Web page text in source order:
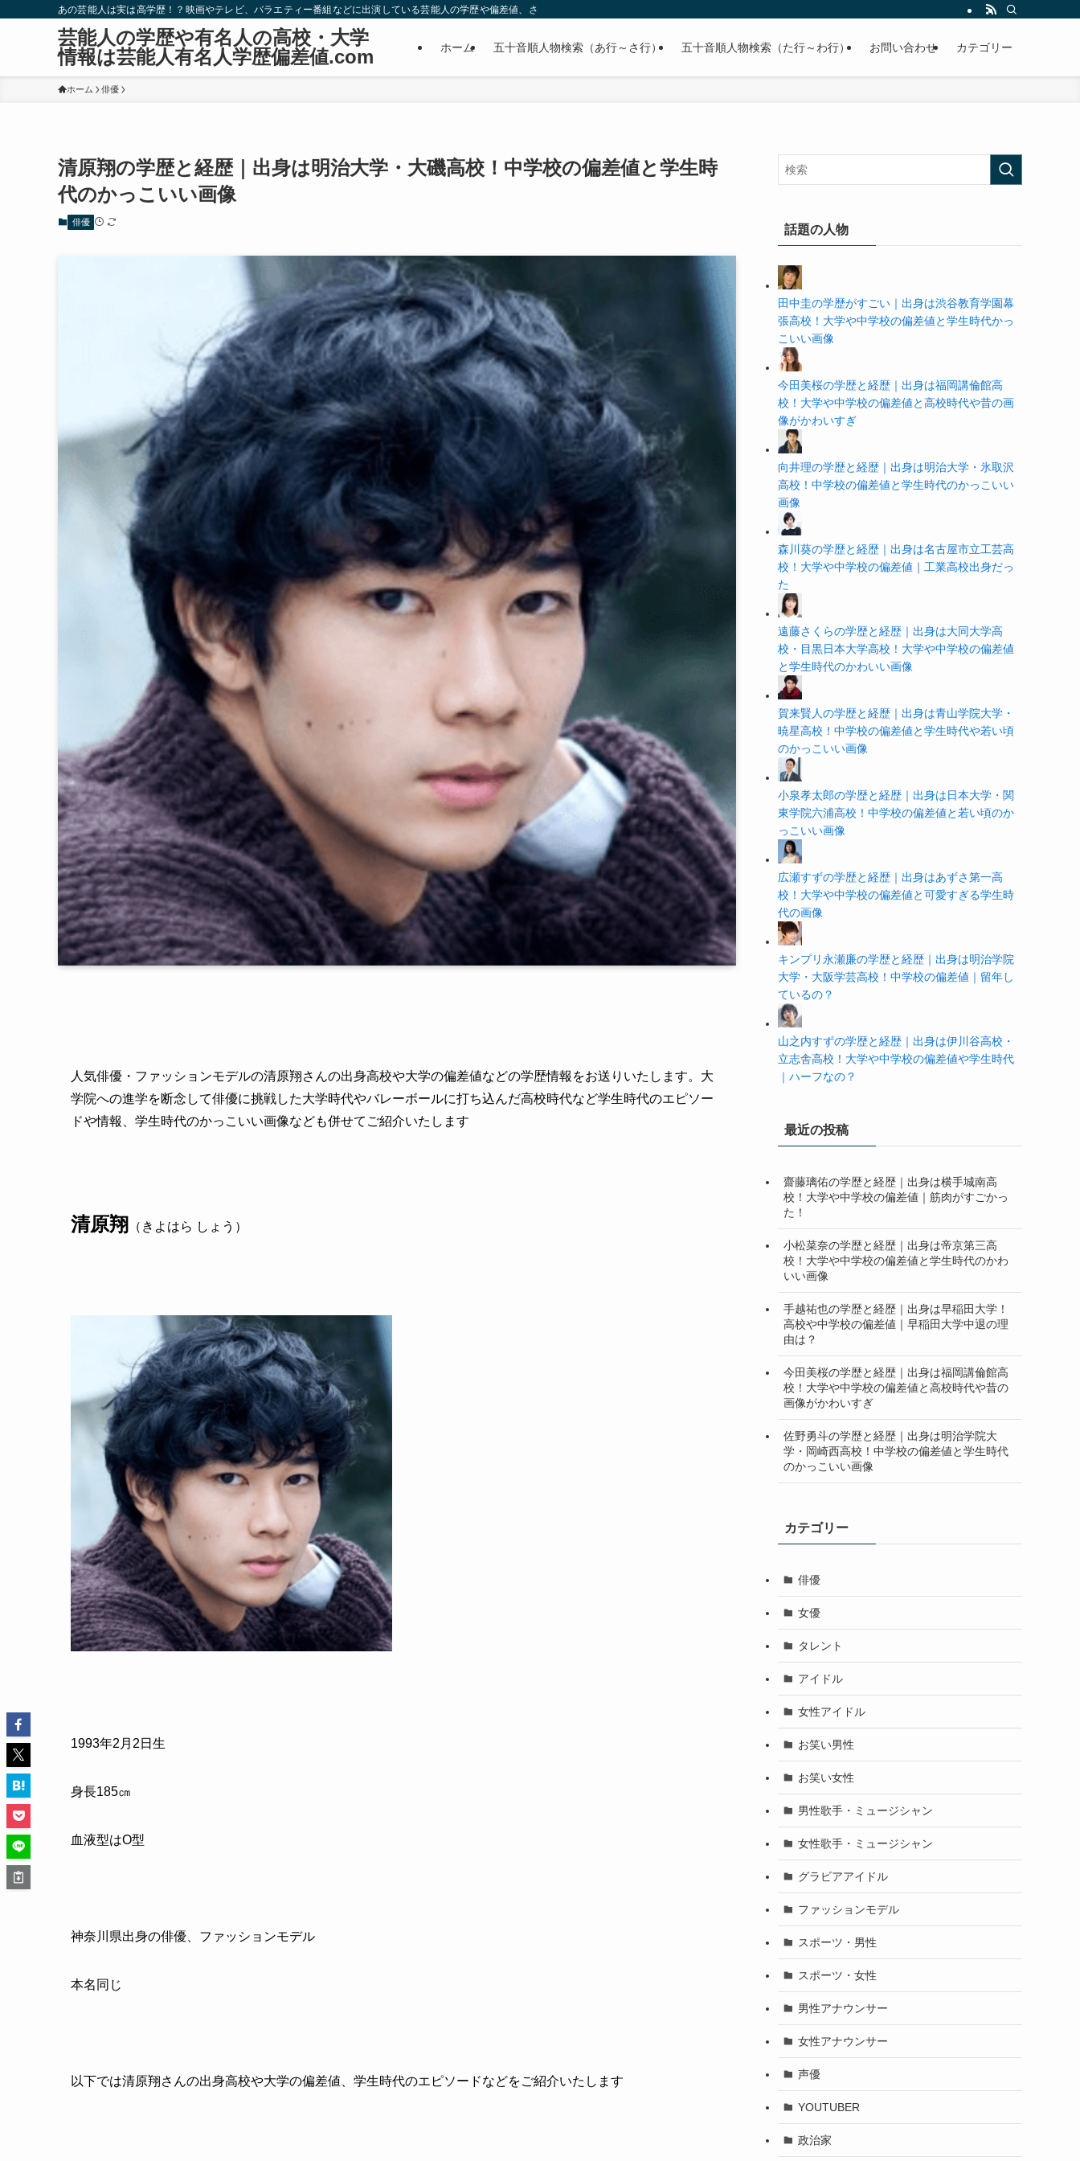
あの芸能人は実は高学歴！？映画やテレビ、バラエティー番組などに出演している芸能人の学歴や偏差値、さらに政治家やスポーツ選手などの有名人の学歴や高校・大学の偏差値まで紹介していきます。
芸能人の学歴や有名人の高校・大学
情報は芸能人有名人学歴偏差値.com
ホーム 五十音順人物検索（あ行～さ行） 五十音順人物検索（た行～わ行） お問い合わせ カテゴリー
ホーム 俳優
清原翔の学歴と経歴｜出身は明治大学・大磯高校！中学校の偏差値と学生時
代のかっこいい画像
俳優
人気俳優・ファッションモデルの清原翔さんの出身高校や大学の偏差値などの学歴情報をお送りいたします。大
学院への進学を断念して俳優に挑戦した大学時代やバレーボールに打ち込んだ高校時代など学生時代のエピソー
ドや情報、学生時代のかっこいい画像なども併せてご紹介いたします
清原翔 （きよはら しょう）
1993年2 月 2 日生
身長185㎝
血液型はO型
神奈川県出身の俳優、ファッションモデル
本名同じ
以下では清原翔さんの出身高校や大学の偏差値、学生時代のエピソードなどをご紹介いたします
話題の人物
田中圭の学歴がすごい｜出身は渋谷教育学園幕
張高校！大学や中学校の偏差値と学生時代かっ
こいい画像
今田美桜の学歴と経歴｜出身は福岡講倫館高
校！大学や中学校の偏差値と高校時代や昔の画
像がかわいすぎ
向井理の学歴と経歴｜出身は明治大学・氷取沢
高校！中学校の偏差値と学生時代のかっこいい
画像
森川葵の学歴と経歴｜出身は名古屋市立工芸高
校！大学や中学校の偏差値｜工業高校出身だっ
た
遠藤さくらの学歴と経歴｜出身は大同大学高
校・目黒日本大学高校！大学や中学校の偏差値
と学生時代のかわいい画像
賀来賢人の学歴と経歴｜出身は青山学院大学・
暁星高校！中学校の偏差値と学生時代や若い頃
のかっこいい画像
小泉孝太郎の学歴と経歴｜出身は日本大学・関
東学院六浦高校！中学校の偏差値と若い頃のか
っこいい画像
広瀬すずの学歴と経歴｜出身はあずさ第一高
校！大学や中学校の偏差値と可愛すぎる学生時
代の画像
キンプリ永瀬廉の学歴と経歴｜出身は明治学院
大学・大阪学芸高校！中学校の偏差値｜留年し
ているの？
山之内すずの学歴と経歴｜出身は伊川谷高校・
立志舎高校！大学や中学校の偏差値や学生時代
｜ハーフなの？
最近の投稿
齋藤璃佑の学歴と経歴｜出身は横手城南高
校！大学や中学校の偏差値｜筋肉がすごかっ
た！
小松菜奈の学歴と経歴｜出身は帝京第三高
校！大学や中学校の偏差値と学生時代のかわ
いい画像
手越祐也の学歴と経歴｜出身は早稲田大学！
高校や中学校の偏差値｜早稲田大学中退の理
由は？
今田美桜の学歴と経歴｜出身は福岡講倫館高
校！大学や中学校の偏差値と高校時代や昔の
画像がかわいすぎ
佐野勇斗の学歴と経歴｜出身は明治学院大
学・岡崎西高校！中学校の偏差値と学生時代
のかっこいい画像
カテゴリー
俳優
女優
タレント
アイドル
女性アイドル
お笑い男性
お笑い女性
男性歌手・ミュージシャン
女性歌手・ミュージシャン
グラビアアイドル
ファッションモデル
スポーツ・男性
スポーツ・女性
男性アナウンサー
女性アナウンサー
声優
YOUTUBER
政治家